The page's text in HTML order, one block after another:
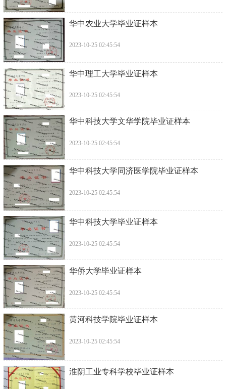
华中农业大学毕业证样本
2023-10-25 02:45:54
华中理工大学毕业证样本
2023-10-25 02:45:54
华中科技大学文华学院毕业证样本
2023-10-25 02:45:54
华中科技大学同济医学院毕业证样本
2023-10-25 02:45:54
华中科技大学毕业证样本
2023-10-25 02:45:54
华侨大学毕业证样本
2023-10-25 02:45:54
黄河科技学院毕业证样本
2023-10-25 02:45:54
淮阴工业专科学校毕业证样本